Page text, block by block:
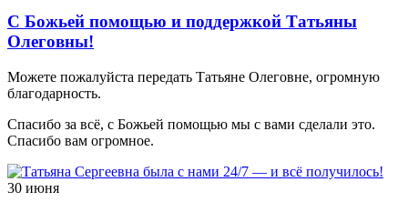
С Божьей помощью и поддержкой Татьяны
Олеговны!
Можете пожалуйста передать Татьяне Олеговне, огромную
благодарность.
Спасибо за всё, с Божьей помощью мы с вами сделали это.
Спасибо вам огромное.
30 июня